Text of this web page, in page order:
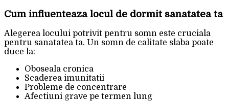
Cum influenteaza locul de dormit sanatatea ta
Alegerea locului potrivit pentru somn este cruciala
pentru sanatatea ta. Un somn de calitate slaba poate
duce la:
Oboseala cronica
Scaderea imunitatii
Probleme de concentrare
Afectiuni grave pe termen lung